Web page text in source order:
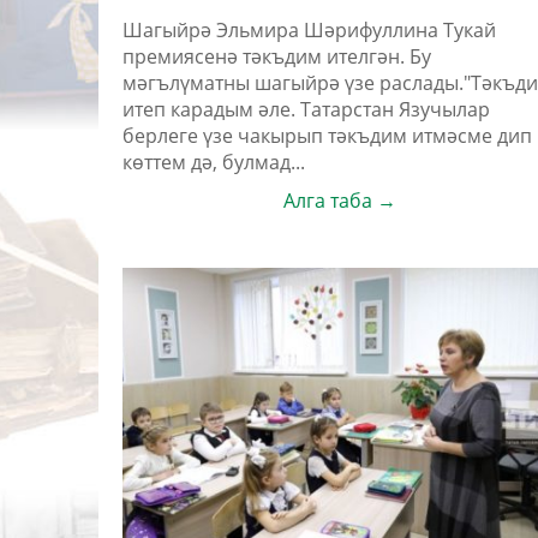
Шагыйрә Эльмира Шәрифуллина Тукай
премиясенә тәкъдим ителгән. Бу
мәгълүматны шагыйрә үзе
итеп карадым әле. Татарстан Язучылар
берлеге үзе чакырып тәкъдим итмәсме дип
көттем дә, булмад...
Алга таба →